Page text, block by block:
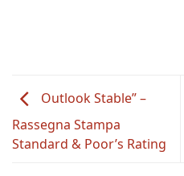
Outlook Stable” –
Rassegna Stampa
Standard & Poor’s Rating